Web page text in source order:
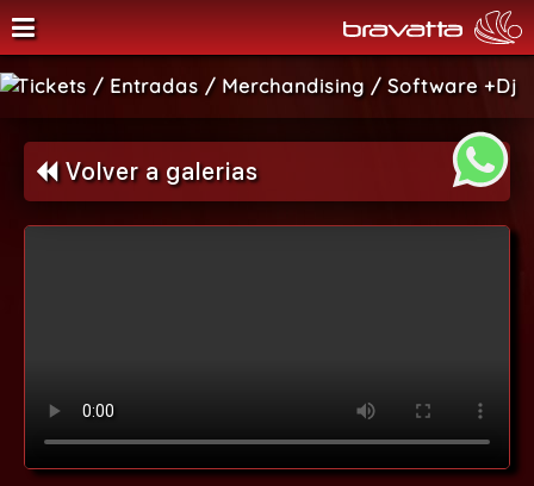
Tickets / Entradas / Merchandising / Software +Dj
Volver a galerias
SALA BRAVATTA